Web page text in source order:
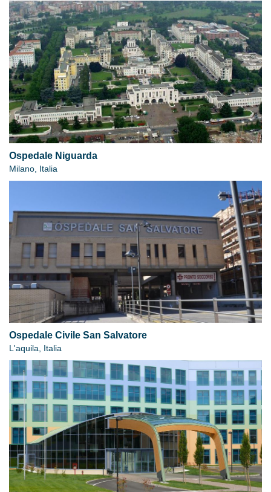
Ospedale Niguarda
Milano, Italia
Ospedale Civile San Salvatore
L'aquila, Italia